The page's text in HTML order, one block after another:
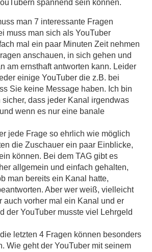
spannend sein können.
man 7 interessante Fragen
muss man sich als YouTuber
mal ein paar Minuten Zeit nehmen
anschauen, in sich gehen und
am ernsthaft antworten kann. Leider
einige YouTuber die z.B. bei
Sie keine Message haben. Ich bin
dass jeder Kanal irgendwas
wenn es nur eine banale
jede Frage so ehrlich wie möglich
die Zuschauer ein paar Einblicke,
können. Bei dem TAG gibt es
allgemein und einfach gehalten,
man bereits ein Kanal hatte,
Aber wer weiß, vielleicht
auch vorher mal ein Kanal und er
der YouTuber musste viel Lehrgeld
letzten 4 Fragen können besonders
Wie geht der YouTuber mit seinem